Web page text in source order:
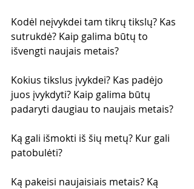
Kodėl neįvykdei tam tikrų tikslų? Kas
sutrukdė? Kaip galima būtų to
išvengti naujais metais?
Kokius tikslus įvykdei? Kas padėjo
juos įvykdyti? Kaip galima būtų
padaryti daugiau to naujais metais?
Ką gali išmokti iš šių metų? Kur gali
patobulėti?
Ką pakeisi naujaisiais metais? Ką